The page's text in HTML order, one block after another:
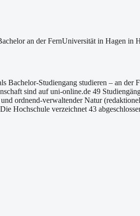
an der FernUniversität in Hagen in
Studiengang studieren – an der
sind auf uni-online.de 49
ordnend-verwaltender Natur
Hochschule verzeichnet 43